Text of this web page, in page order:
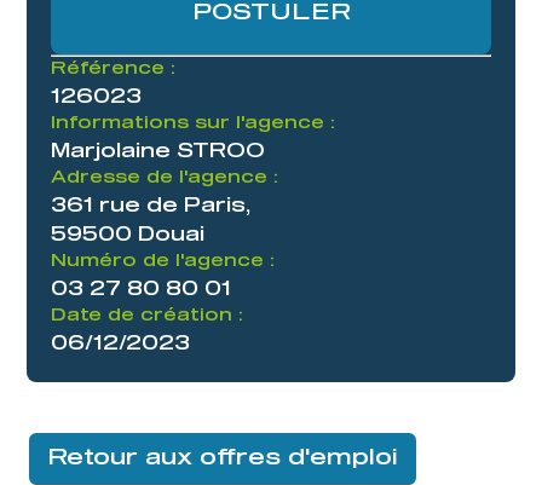
POSTULER
Référence :
126023
Informations sur l'agence :
Marjolaine STROO
Adresse de l'agence :
361 rue de Paris,
59500 Douai
Numéro de l'agence :
03 27 80 80 01
Date de création :
06/12/2023
Retour aux offres d'emploi